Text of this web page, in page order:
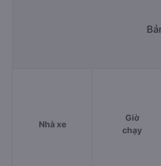
Nhà xe
Giờ
chạy